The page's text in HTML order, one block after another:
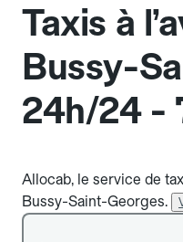
Taxis à
Bussy-
24h/24 -
Allocab, le service de
Bussy-Saint-Georges.